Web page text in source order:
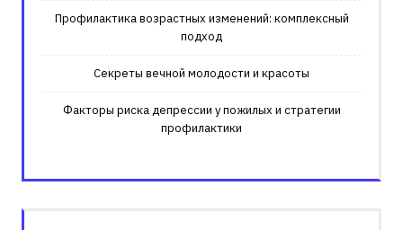
Профилактика возрастных изменений: комплексный
подход
Секреты вечной молодости и красоты
Факторы риска депрессии у пожилых и стратегии
профилактики